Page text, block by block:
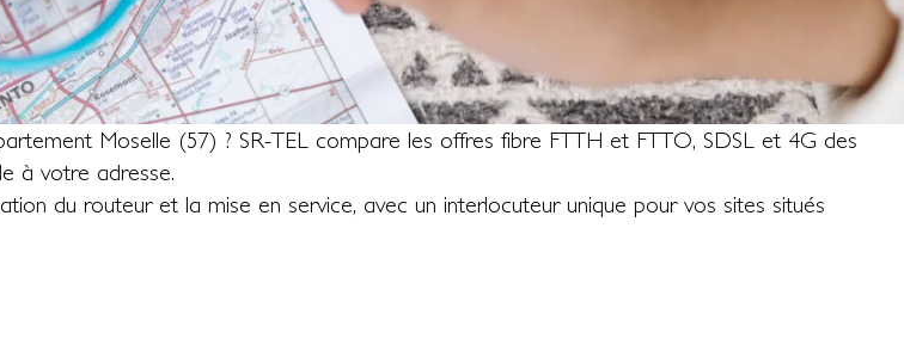
Moselle (57) ? SR-TEL compare les offres fibre FTTH et FTTO, SDSL et 4G des
à votre adresse.
du routeur et la mise en service, avec un interlocuteur unique pour vos sites situés